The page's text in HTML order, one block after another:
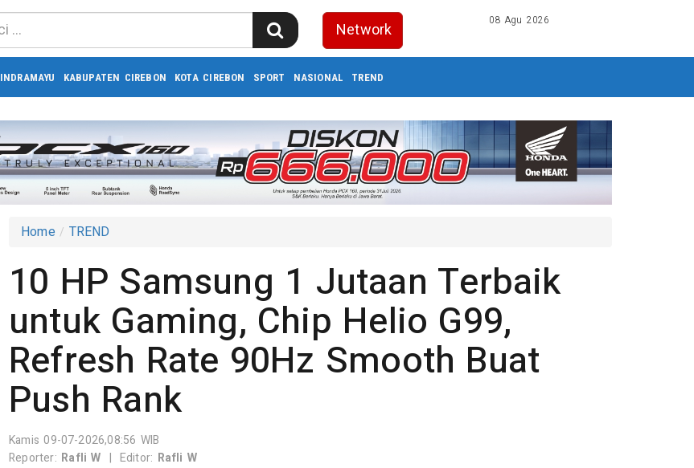
Network 08 Agu 2026
INDRAMAYU KABUPATEN CIREBON KOTA CIREBON SPORT NASIONAL TREND
Home TREND
10 HP Samsung 1 Jutaan Terbaik
untuk Gaming, Chip Helio G99,
Refresh Rate 90Hz Smooth Buat
Push Rank
Kamis 09-07-2026,08:56 WIB
Reporter: Rafli W | Editor: Rafli W